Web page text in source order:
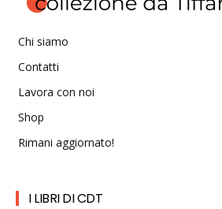
Chi siamo
Contatti
Lavora con noi
Shop
Rimani aggiornato!
I LIBRI DI CDT